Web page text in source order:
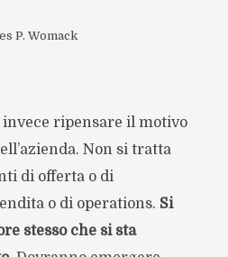
P. Womack
ripensare il motivo
Non si tratta
di offerta o di
o di operations. Si
stesso che si sta